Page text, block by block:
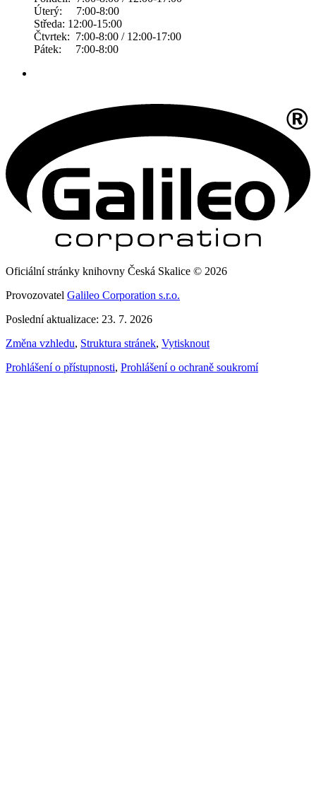
Úterý: 7:00-8:00
Středa: 12:00-15:00
Čtvrtek: 7:00-8:00 / 12:00-17:00
Pátek: 7:00-8:00
Oficiální stránky knihovny Česká Skalice © 2026
Provozovatel Galileo Corporation s.r.o.
Poslední aktualizace: 23. 7. 2026
Změna vzhledu, Struktura stránek, Vytisknout
Prohlášení o přístupnosti, Prohlášení o ochraně soukromí